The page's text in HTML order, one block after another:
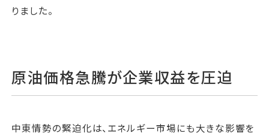
りました。
原油価格急騰が企業収益を圧迫
中東情勢の緊迫化は、エネルギー市場にも大きな影響を